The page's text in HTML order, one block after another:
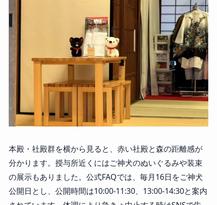
本殿・社殿群を横から見ると、赤い社殿と森の距離感が
分かります。授与所近くにはご神犬のぬいぐるみや装束
の展示もありました。公式FAQでは、毎月16日をご神犬
公開日とし、公開時間は10:00-11:30、13:00-14:30と案内